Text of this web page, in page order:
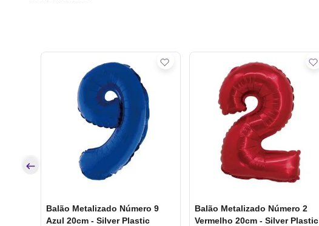
Balão Metalizado Número 9
Azul 20cm - Silver Plastic
Balão Metalizado Número 2
Vermelho 20cm - Silver Plastic